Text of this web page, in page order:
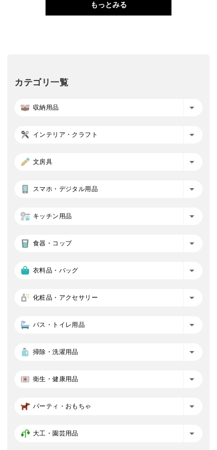
もっとみる
カテゴリ一覧
収納用品
インテリア・クラフト
文房具
スマホ・デジタル用品
キッチン用品
食器・コップ
衣料品・バッグ
化粧品・アクセサリー
バス・トイレ用品
掃除・洗濯用品
衛生・健康用品
パーティ・おもちゃ
大工・園芸用品